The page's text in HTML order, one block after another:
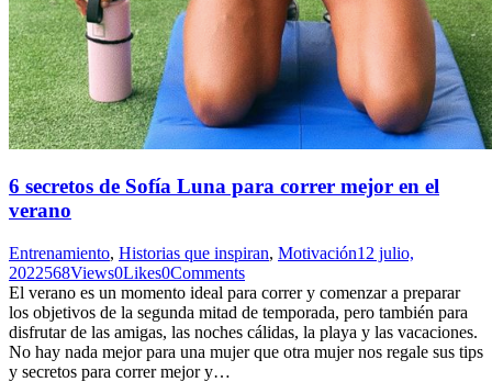
6 secretos de Sofía Luna para correr mejor en el
verano
Entrenamiento, Historias que inspiran, Motivación12 julio,
2022568Views0Likes0Comments
El verano es un momento ideal para correr y comenzar a preparar
los objetivos de la segunda mitad de temporada, pero también para
disfrutar de las amigas, las noches cálidas, la playa y las vacaciones.
No hay nada mejor para una mujer que otra mujer nos regale sus tips
y secretos para correr mejor y…